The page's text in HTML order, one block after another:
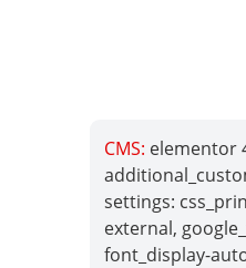
CMS: elementor
settings:
external,
font_display-